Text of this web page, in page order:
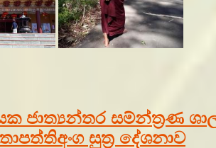
ජාත්‍යන්තර සම්න්ත්‍රණ
සුත්‍ර දේශනාව